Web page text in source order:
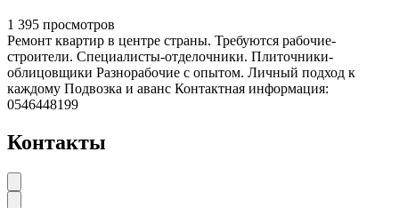
1 395 просмотров
Ремонт квартир в центре страны. Требуются рабочие-
строители. Специалисты-отделочники. Плиточники-
облицовщики Разнорабочие с опытом. Личный подход к
каждому Подвозка и аванс Контактная информация:
0546448199
Контакты